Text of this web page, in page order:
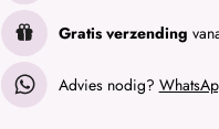
Gratis verzending
Advies nodig?